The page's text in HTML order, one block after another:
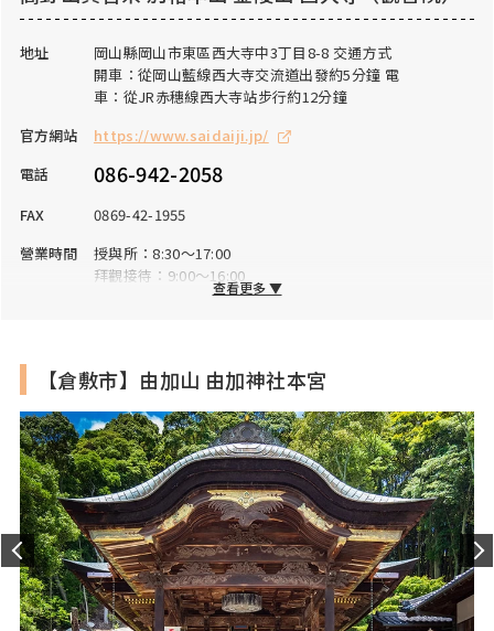
地址
岡山縣岡山市東區西大寺中3丁目8-8 交通方式
開車：從岡山藍線西大寺交流道出發約5分鐘 電
車：從JR赤穗線西大寺站步行約12分鐘
官方網站
https://www.saidaiji.jp/
電話
086-942-2058
FAX
0869-42-1955
營業時間
授與所：8:30～17:00
拜觀接待：9:00～16:00
※參拜可全天24小時，但可能因會陽活動限制
入場費
御朱印及祈禱相關費用請另行查詢
停車場
有
查看更多 ▼
【倉敷市】由加山 由加神社本宮